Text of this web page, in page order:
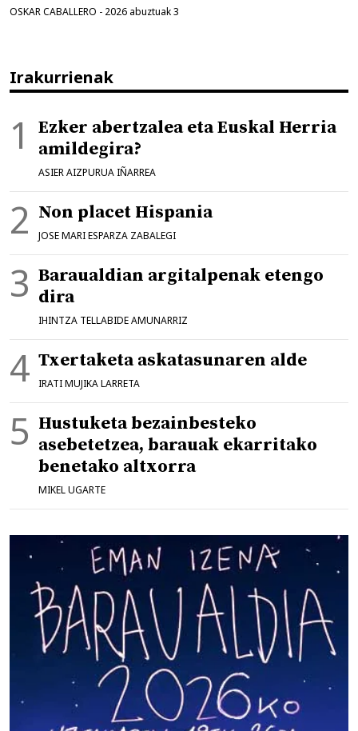
OSKAR CABALLERO - 2026 abuztuak 3
Irakurrienak
Ezker abertzalea eta Euskal Herria
amildegira?
ASIER AIZPURUA IÑARREA
Non placet Hispania
JOSE MARI ESPARZA ZABALEGI
Baraualdian argitalpenak etengo
dira
IHINTZA TELLABIDE AMUNARRIZ
Txertaketa askatasunaren alde
IRATI MUJIKA LARRETA
Hustuketa bezainbesteko
asebetetzea, barauak ekarritako
benetako altxorra
MIKEL UGARTE